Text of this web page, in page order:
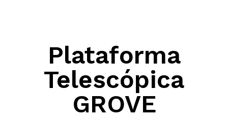
Plataforma
Telescópica
GROVE